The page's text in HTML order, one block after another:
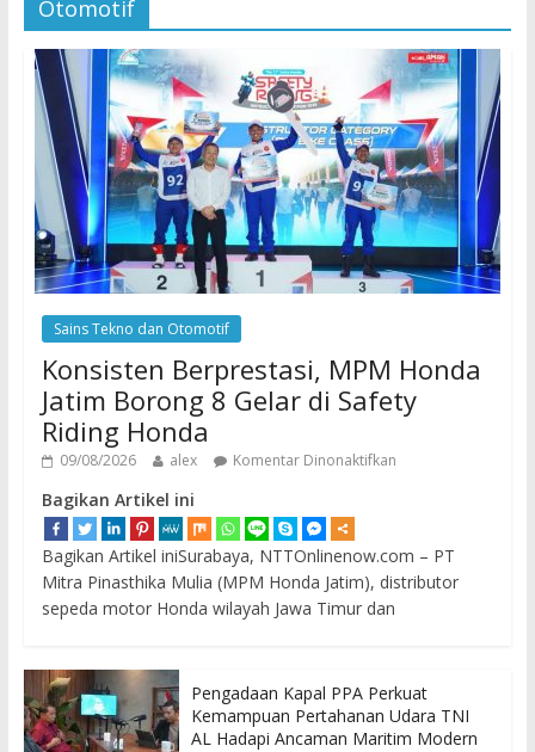
Otomotif
Sains Tekno dan Otomotif
Konsisten Berprestasi, MPM Honda
Jatim Borong 8 Gelar di Safety
Riding Honda
09/08/2026 alex Komentar Dinonaktifkan
Bagikan Artikel ini
Bagikan Artikel iniSurabaya, NTTOnlinenow.com – PT
Mitra Pinasthika Mulia (MPM Honda Jatim), distributor
sepeda motor Honda wilayah Jawa Timur dan
Pengadaan Kapal PPA Perkuat
Kemampuan Pertahanan Udara TNI
AL Hadapi Ancaman Maritim Modern